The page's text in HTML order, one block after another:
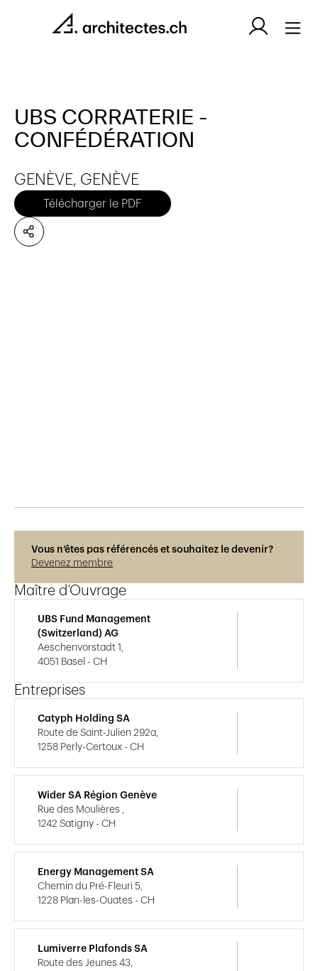
UBS CORRATERIE -
CONFÉDÉRATION
GENÈVE, GENÈVE
Télécharger le PDF
Vous n’êtes pas référencés et souhaitez le devenir?
Devenez membre
Maître d’Ouvrage
UBS Fund Management
(Switzerland) AG
Aeschenvorstadt 1,
4051 Basel - CH
Entreprises
Catyph Holding SA
Route de Saint-Julien 292a,
1258 Perly-Certoux - CH
Wider SA Région Genève
Rue des Moulières ,
1242 Satigny - CH
Energy Management SA
Chemin du Pré-Fleuri 5,
1228 Plan-les-Ouates - CH
Lumiverre Plafonds SA
Route des Jeunes 43,